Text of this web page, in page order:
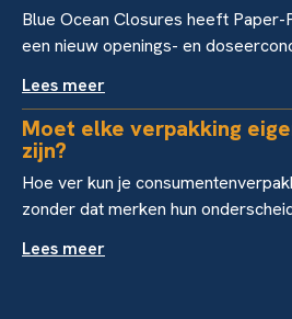
Blue Ocean Closures heeft
een nieuw openings- en
Lees meer
Moet elke verpakking
zijn?
Hoe ver kun je
zonder dat merken hun
Lees meer